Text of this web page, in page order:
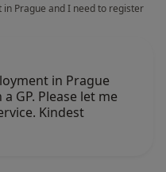
Prague and I need to register
in Prague
GP. Please let me
Kindest